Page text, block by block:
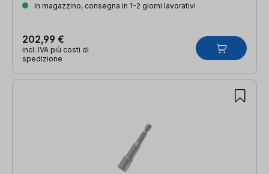
In magazzino, consegna in 1-2 giorni lavorativi
202,99 €
incl. IVA più costi di
spedizione